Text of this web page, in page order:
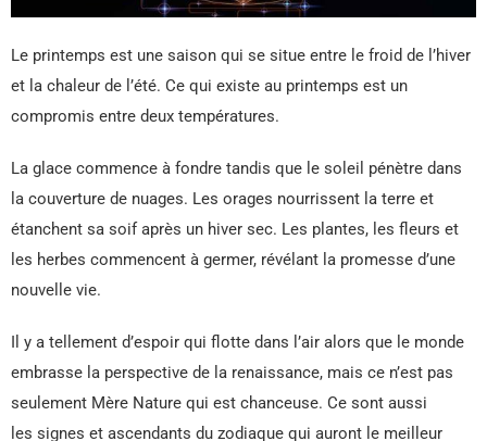
Le printemps est une saison qui se situe entre le froid de l’hiver
et la chaleur de l’été. Ce qui existe au printemps est un
compromis entre deux températures.
La glace commence à fondre tandis que le soleil pénètre dans
la couverture de nuages. Les orages nourrissent la terre et
étanchent sa soif après un hiver sec. Les plantes, les fleurs et
les herbes commencent à germer, révélant la promesse d’une
nouvelle vie.
Il y a tellement d’espoir qui flotte dans l’air alors que le monde
embrasse la perspective de la renaissance, mais ce n’est pas
seulement Mère Nature qui est chanceuse. Ce sont aussi
les signes et ascendants du zodiaque qui auront le meilleur